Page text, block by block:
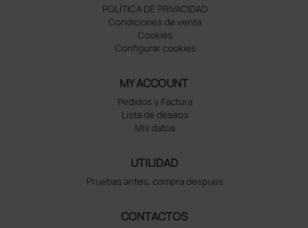
POLÍTICA DE PRIVACIDAD
Condiciones de venta
Cookies
Configurar cookies
MY ACCOUNT
Pedidos y Factura
Lista de deseos
Mis datos
UTILIDAD
Pruebas antes, compra despues
CONTACTOS